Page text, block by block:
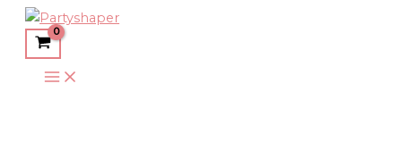
Spring
naar
inhoud
Menu